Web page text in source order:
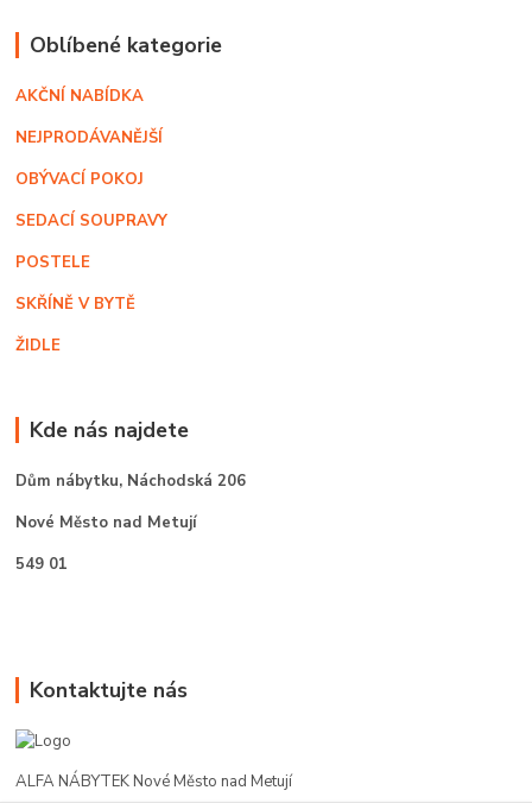
Oblíbené kategorie
AKČNÍ NABÍDKA
NEJPRODÁVANĚJŠÍ
OBÝVACÍ POKOJ
SEDACÍ SOUPRAVY
POSTELE
SKŘÍNĚ V BYTĚ
ŽIDLE
Kde nás najdete
Dům nábytku, Náchodská 206
Nové Město nad Metují
549 01
Kontaktujte nás
ALFA NÁBYTEK Nové Město nad Metují